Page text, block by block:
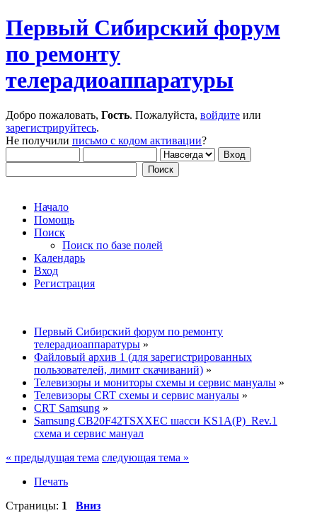
Первый Сибирский форум
по ремонту
телерадиоаппаратуры
Добро пожаловать, Гость. Пожалуйста, войдите или
зарегистрируйтесь.
Не получили письмо с кодом активации?
Начало
Помощь
Поиск
Поиск по базе полей
Календарь
Вход
Регистрация
Первый Сибирский форум по ремонту
телерадиоаппаратуры »
Файловый архив 1 (для зарегистрированных
пользователей, лимит скачиваний) »
Телевизоры и мониторы схемы и сервис мануалы »
Телевизоры CRT схемы и сервис мануалы »
CRT Samsung »
Samsung CB20F42TSXXEC шасси KS1A(P)_Rev.1
схема и сервис мануал
« предыдущая тема следующая тема »
Печать
Страницы: 1 Вниз